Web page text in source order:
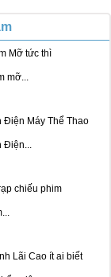
Mỡ tức thì
mỡ...
Điện Máy Thể Thao
Điện...
chiếu phim
Lãi Cao ít ai biết